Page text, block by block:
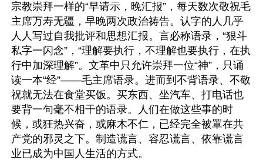
宗教崇拜一样的“早请示，晚汇报”，每天数次敬祝毛
主席万寿无疆，早晚两次政治祷告。认字的人几乎
人人写过自我批评和思想汇报。言必称语录，“狠斗
私字一闪念”，“理解要执行，不理解也要执行，在执
行中加深理解”。文革中只允许崇拜一位“神”，只诵
读一本“经”——毛主席语录。进而到不背语录、不敬
祝就无法在食堂买饭。买东西、坐汽车、打电话也
要背一句毫不相干的语录。人们在做这些事的时
候，或狂热兴奋，或麻木不仁，已经完全被罩在共
产党的邪灵之下。制造谎言、容忍谎言、依靠谎言
业已成为中国人生活的方式。